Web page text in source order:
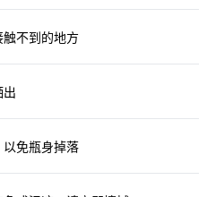
不到的地方
免瓶身掉落